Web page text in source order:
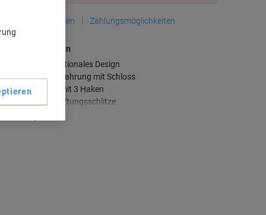
Lieferinformationen Zahlungsmöglichkeiten
Elegantes, funktionales Design
Sichere Aufbewahrung mit Schloss
Kleiderstange mit 3 Haken
Integrierte Belüftungsschlitze